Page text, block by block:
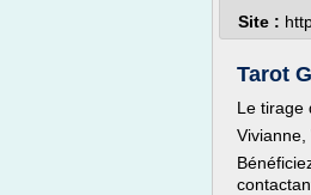
Site :
Tarot
Le tirage
Vivianne,